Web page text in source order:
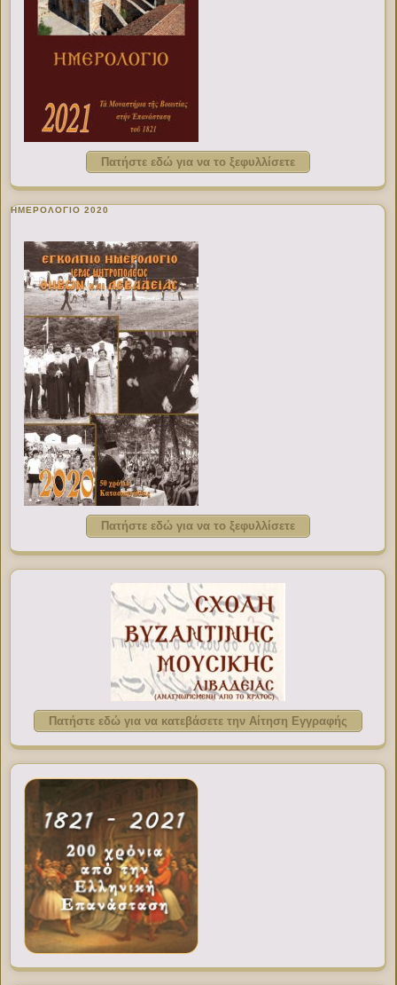
Πατήστε εδώ για να το ξεφυλλίσετε
ΗΜΕΡΟΛΟΓΙΟ 2020
Πατήστε εδώ για να το ξεφυλλίσετε
Πατήστε εδώ για να κατεβάσετε την Αίτηση Εγγραφής